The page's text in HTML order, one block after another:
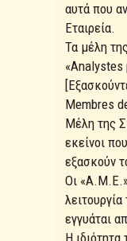
αυτά που
Εταιρεία.
Τα μέλη
Membres
Μέλη της
εκείνοι
εξασκούν
Οι «Α.Μ.Ε.»
εγγυάται
Η